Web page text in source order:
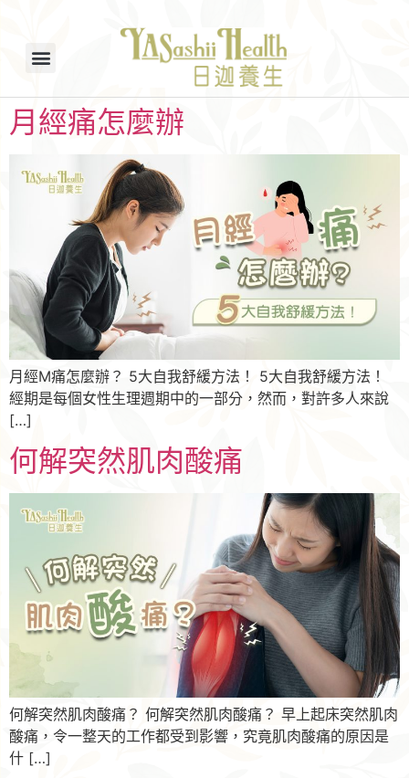
月經痛怎麼辦
月經M痛怎麼辦？ 5大自我舒緩方法！ 5大自我舒緩方法！
經期是每個女性生理週期中的一部分，然而，對許多人來說
[…]
何解突然肌肉酸痛
何解突然肌肉酸痛？ 何解突然肌肉酸痛？ 早上起床突然肌肉
酸痛，令一整天的工作都受到影響，究竟肌肉酸痛的原因是
什 […]